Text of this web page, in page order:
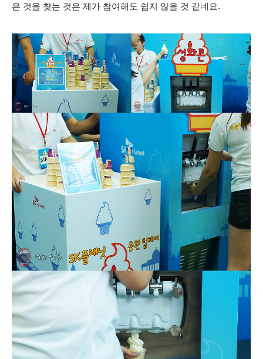
은 것을 찾는 것은 제가 참여해도 쉽지 않을 것 같네요.